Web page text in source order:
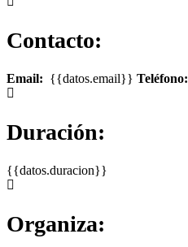
Contacto:
Email: {{datos.email}} Teléfono:
Duración:
{{datos.duracion}}
Organiza: